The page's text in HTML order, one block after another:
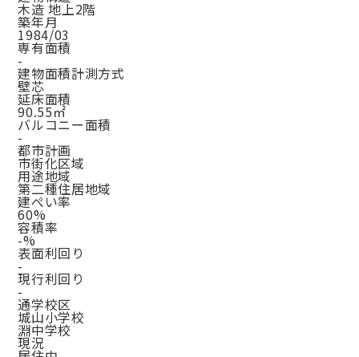
木造 地上2階
築年月
1984/03
専有面積
-
建物面積計測方式
壁芯
延床面積
90.55㎡
バルコニー面積
-
都市計画
市街化区域
用途地域
第二種住居地域
建ぺい率
60%
容積率
-%
表面利回り
-
現行利回り
-
通学校区
城山小学校
淵中学校
現況